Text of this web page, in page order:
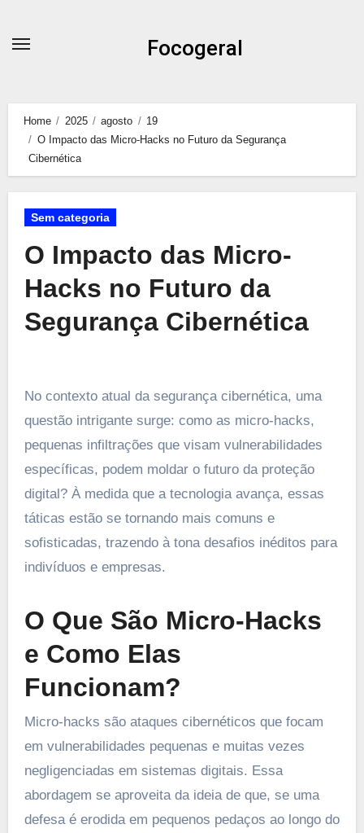
Focogeral
Home 2025 agosto
19
O Impacto das Micro-Hacks no Futuro da Segurança
Cibernética
Sem categoria
O Impacto das Micro-
Hacks no Futuro da
Segurança Cibernética
No contexto atual da segurança cibernética, uma
questão intrigante surge: como as micro-hacks,
pequenas infiltrações que visam vulnerabilidades
específicas, podem moldar o futuro da proteção
digital? À medida que a tecnologia avança, essas
táticas estão se tornando mais comuns e
sofisticadas, trazendo à tona desafios inéditos para
indivíduos e empresas.
O Que São Micro-Hacks
e Como Elas
Funcionam?
Micro-hacks são ataques cibernéticos que focam
em vulnerabilidades pequenas e muitas vezes
negligenciadas em sistemas digitais. Essa
abordagem se aproveita da ideia de que, se uma
defesa é erodida em pequenos pedaços ao longo do